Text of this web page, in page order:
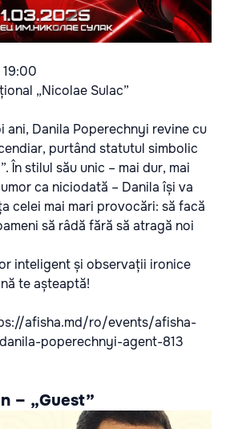
19:00
„Nicolae Sulac”
ani, Danila Poperechnyi revine cu
purtând statutul simbolic
În stilul său unic – mai dur, mai
ca niciodată – Danila își va
celei mai mari provocări: să facă
să râdă fără să atragă noi
inteligent și observații ironice
te așteaptă!
afisha.md/ro/events/afisha-
poperechnyi-agent-813
– „Guest”